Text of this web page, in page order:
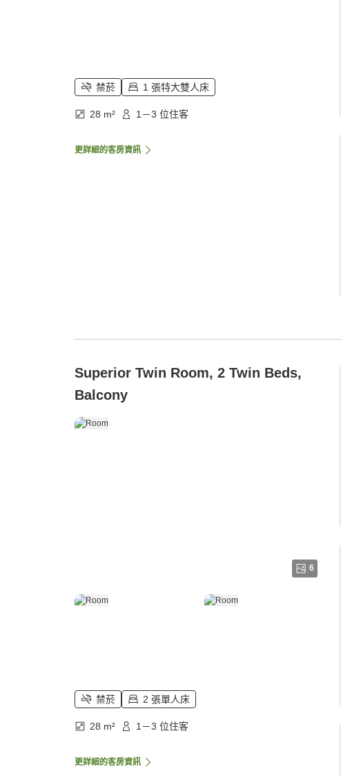
禁菸 1 張特大雙人床
28 m² 1－3 位住客
更詳細的客房資訊
Superior Twin Room, 2 Twin Beds,
Balcony
6
禁菸 2 張單人床
28 m² 1－3 位住客
更詳細的客房資訊